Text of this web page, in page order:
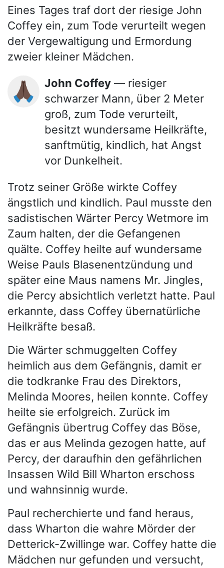
Eines Tages traf dort der riesige John
Coffey ein, zum Tode verurteilt wegen
der Vergewaltigung und Ermordung
zweier kleiner Mädchen.
🙏🏿 John Coffey — riesiger
schwarzer Mann, über 2 Meter
groß, zum Tode verurteilt,
besitzt wundersame Heilkräfte,
sanftmütig, kindlich, hat Angst
vor Dunkelheit.
Trotz seiner Größe wirkte Coffey
ängstlich und kindlich. Paul musste den
sadistischen Wärter Percy Wetmore im
Zaum halten, der die Gefangenen
quälte. Coffey heilte auf wundersame
Weise Pauls Blasenentzündung und
später eine Maus namens Mr. Jingles,
die Percy absichtlich verletzt hatte. Paul
erkannte, dass Coffey übernatürliche
Heilkräfte besaß.
Die Wärter schmuggelten Coffey
heimlich aus dem Gefängnis, damit er
die todkranke Frau des Direktors,
Melinda Moores, heilen konnte. Coffey
heilte sie erfolgreich. Zurück im
Gefängnis übertrug Coffey das Böse,
das er aus Melinda gezogen hatte, auf
Percy, der daraufhin den gefährlichen
Insassen Wild Bill Wharton erschoss
und wahnsinnig wurde.
Paul recherchierte und fand heraus,
dass Wharton die wahre Mörder der
Detterick-Zwillinge war. Coffey hatte die
Mädchen nur gefunden und versucht,